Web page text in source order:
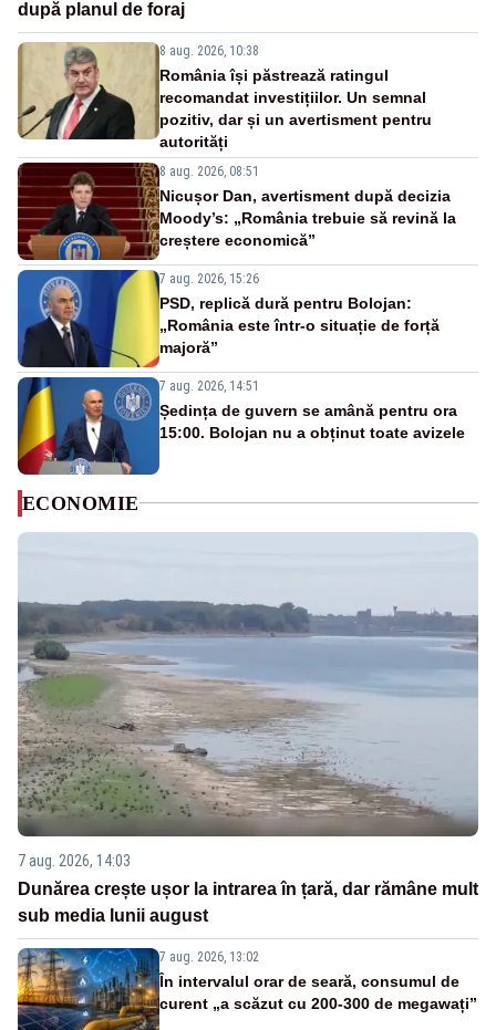
după planul de foraj
8 aug. 2026, 10:38
România își păstrează ratingul
recomandat investițiilor. Un semnal
pozitiv, dar și un avertisment pentru
autorități
8 aug. 2026, 08:51
Nicușor Dan, avertisment după decizia
Moody’s: „România trebuie să revină la
creștere economică”
7 aug. 2026, 15:26
PSD, replică dură pentru Bolojan:
„România este într-o situație de forță
majoră”
7 aug. 2026, 14:51
Ședința de guvern se amână pentru ora
15:00. Bolojan nu a obținut toate avizele
ECONOMIE
7 aug. 2026, 14:03
Dunărea crește ușor la intrarea în țară, dar rămâne mult
sub media lunii august
7 aug. 2026, 13:02
În intervalul orar de seară, consumul de
curent „a scăzut cu 200-300 de megawați”